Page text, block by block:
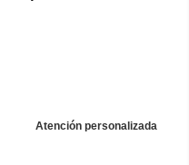
Atención personalizada